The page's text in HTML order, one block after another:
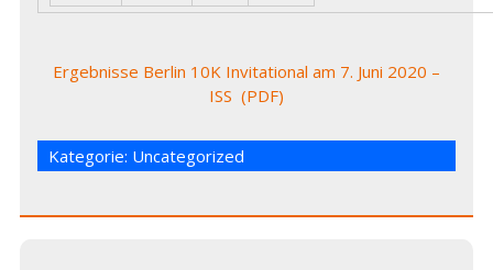
Ergebnisse Berlin 10K Invitational am 7. Juni 2020 –
ISS (PDF)
Kategorie: Uncategorized